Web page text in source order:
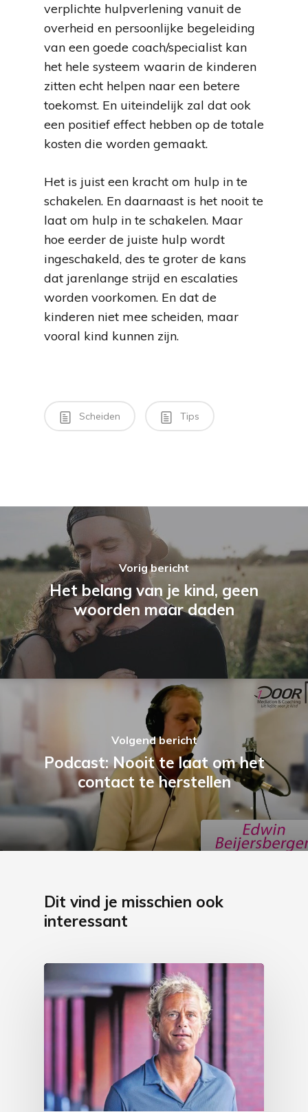
verplichte hulpverlening vanuit de
overheid en persoonlijke begeleiding
van een goede coach/specialist kan
het hele systeem waarin de kinderen
zitten echt helpen naar een betere
toekomst. En uiteindelijk zal dat ook
een positief effect hebben op de totale
kosten die worden gemaakt.
Het is juist een kracht om hulp in te
schakelen. En daarnaast is het nooit te
laat om hulp in te schakelen. Maar
hoe eerder de juiste hulp wordt
ingeschakeld, des te groter de kans
dat jarenlange strijd en escalaties
worden voorkomen. En dat de
kinderen niet mee scheiden, maar
vooral kind kunnen zijn.
Scheiden Tips
Vorig bericht
Het belang van je kind, geen
woorden maar daden
Volgend bericht
Podcast: Nooit te laat om het
contact te herstellen
Dit vind je misschien ook
interessant